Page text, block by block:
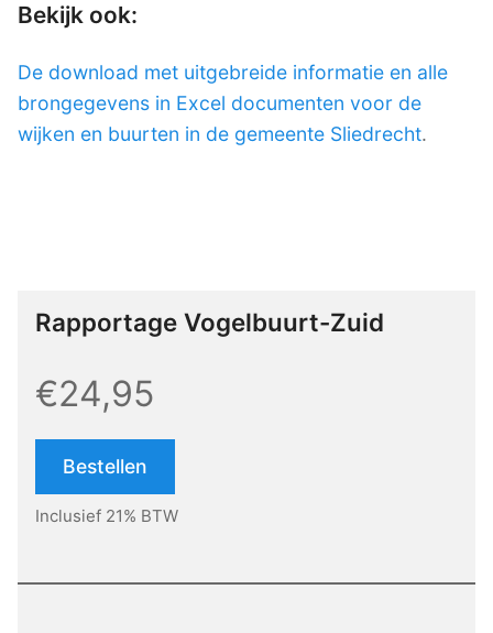
Bekijk ook:
De download met uitgebreide informatie en alle
brongegevens in Excel documenten voor de
wijken en buurten in de gemeente Sliedrecht.
Rapportage Vogelbuurt-Zuid
€24,95
Bestellen
Inclusief 21% BTW